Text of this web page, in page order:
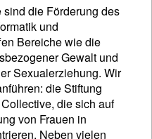
die Förderung des
und
Bereiche wie die
Gewalt und
Sexualerziehung. Wir
die Stiftung
die sich auf
von Frauen in
Neben vielen